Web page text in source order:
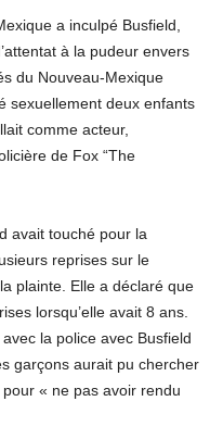
a inculpé Busfield,
à la pudeur envers
du Nouveau-Mexique
sexuellement deux enfants
comme acteur,
de Fox “The
avait touché pour la
reprises sur le
plainte. Elle a déclaré que
lorsqu’elle avait 8 ans.
la police avec Busfield
garçons aurait pu chercher
« ne pas avoir rendu